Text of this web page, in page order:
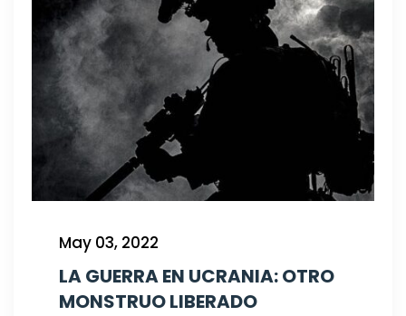
May 03, 2022
LA GUERRA EN UCRANIA: OTRO
MONSTRUO LIBERADO